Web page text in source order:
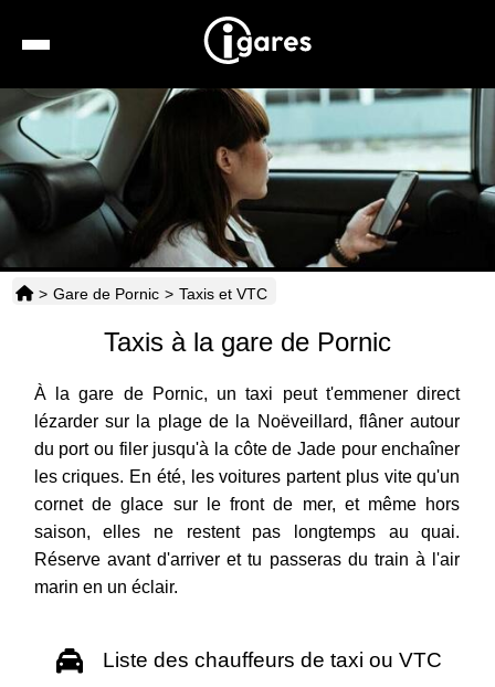
Recherche
Location de voiture
Hôtels
Taxis
> Gare de Pornic > Taxis et VTC
Taxis à la gare de Pornic
À la gare de Pornic, un taxi peut t'emmener direct
lézarder sur la plage de la Noëveillard, flâner autour
du port ou filer jusqu'à la côte de Jade pour enchaîner
les criques. En été, les voitures partent plus vite qu'un
cornet de glace sur le front de mer, et même hors
saison, elles ne restent pas longtemps au quai.
Réserve avant d'arriver et tu passeras du train à l'air
marin en un éclair.
Liste des chauffeurs de taxi ou VTC